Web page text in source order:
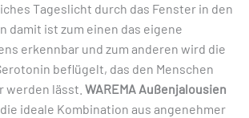
Tageslicht durch das Fenster in den
damit ist zum einen das eigene
erkennbar und zum anderen wird die
beflügelt, das den Menschen
werden lässt. WAREMA Außenjalousien
ideale Kombination aus angenehmer